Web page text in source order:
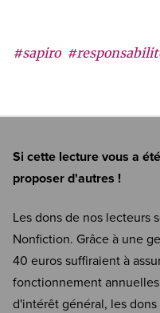
#sapiro
Si cette lecture vous a
proposer d'autres !
Les dons de nos lecteurs
Nonfiction. Grâce à une
40 euros suffiraient à
fonctionnement
d'intérêt général, les